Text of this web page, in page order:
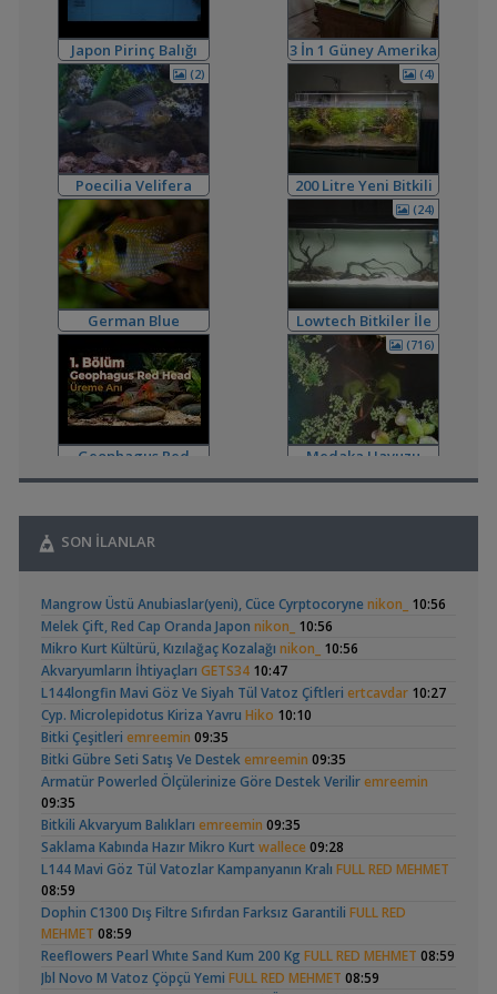
Filtreleme Seçenekleri
Yeni Üye Forumu
Co2 Dolum YeriDuboisi_,
Işık CO2 ve Ekipmanlar
Tür Önerisi Ahmet53,19:52
Akvaryum ve Tür Tavsiyesi
Lowtech Bitkiler İle Hobiye Dönüş , 17:48
Akvaryum Tanıtımı
Frontoza Cinsiyetakvaradam
Cinsiyet ve Tür Belirleme
Ciklet Balığı Boy Aldırma 17:00
Yeni Üye Forumu
Ternapi Medaka Pondları 15:33
Akvaryum Tanıtımı
Basit Melek Ve Cuce Vatoz Akvaryumu (200 Litre)saturday
14:01
Akvaryum Tanıtımı
Karidesler Sobo Sf 550f Filtre İçine Kaçabilir MiJoec, 13:12
Omurgasızlar
Bitkili Akvaryuma İlk Adım ,12:45
Yeni Üye Forumu
👋 Yeni Gelenler Buradan Merhaba Desinwolk23,12:03
10:09
Yeni Üye Forumu
Işık CO2 ve Ekipmanlar
Dıy - Akvaryum Aydınlatması Hakkında Bilgi
Yeni Üye Forumu
130 Lt 50+ Lepistes İçin8.500 Tl Bütçeli Dışfiltre
00:15
Yeni Üye Forumu
Catappa Yetişiyorum Rafayel
Bitki Türleri ve Bakımı
Akvaredden Gelen BitkilerSufisu ,21:48
Bitki Türleri ve Bakımı
30x20x20 akvaristsaglam,20:15
Akvaryum Tanıtımı
Japon Balığım Yüzeyde Hava Almaya ÇalışıyorBetta_King,
18:01
Yeni Üye Forumu
Karides Akvaryumu: Karideslerim Ölüyor
Yeni Üye Forumu
Beta Balığında İdeal Damızlık Yaşı Kaç Aydır?Ygghjh
Japon Pirinç Balığı
(japanese Rice Fish)
(2)
Poecilia Velifera
German Blue
Ramirezi
Geophagus Red
Head Üreme Süreci
Hongsloi Çiftim Ve
Yavruları
(4)
Betta Antuta
Ramshorn Hakkında
3 İn 1 Güney Amerika
Tanklarım
(4)
200 Litre Yeni Bitkili
Tankım
(24)
Lowtech Bitkiler İle
Hobiye Dönüş(716)
Medaka Havuzu
Vatoz Akvaryumu
(200 Litre)
(41)
30x20x20 Ramshorn
Leonardit Zeminli
SON İLANLAR
Mangrow Üstü Anubiaslar(yeni), Cüce Cyrptocoryne nikon_ 10:56
Melek Çift, Red Cap Oranda Japon nikon_ 10:56
Mikro Kurt Kültürü, Kızılağaç Kozalağı nikon_ 10:56
Akvaryumların İhtiyaçları GETS34 10:47
L144longfin Mavi Göz Ve Siyah Tül Vatoz Çiftleri ertcavdar 10:27
Cyp. Microlepidotus Kiriza Yavru Hiko 10:10
Bitki Çeşitleri emreemin 09:35
Bitki Gübre Seti Satış Ve Destekemreemin 09:35
Armatür Powerled Ölçülerinize Göre Destek Veriliremreemin
09:35
Bitkili Akvaryum Balıkları emreemin 09:35
Saklama Kabında Hazır Mikro Kurt wallece 09:28
L144 Mavi Göz Tül Vatozlar Kampanyanın Kralı FULL RED MEHMET
08:59
Dophin C1300 Dış Filtre Sıfırdan Farksız Garantili FULL RED
MEHMET 08:59
Reeflowers Pearl Whıte Sand Kum 200 Kg FULL RED MEHMET 08:59
Jbl Novo M Vatoz Çöpçü Yemi FULL RED MEHMET 08:59